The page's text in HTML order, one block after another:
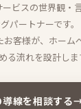
ビスの世界観・
パートナーです。
客様が、ホーム
る流れを設計しま
線を相談する